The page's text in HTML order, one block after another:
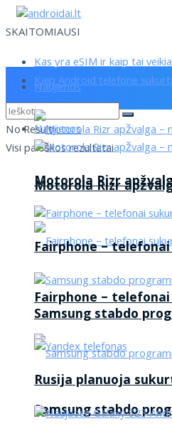
SKAITOMIAUSI
Kas yra eSIM ir kaip tai
Kaip Android telefone
No Result
Visi paieškos rezultatai
Naujienos
Motorola Rizr
Fairphone –
Samsung stabdo
Naujienos
Motorola Rizr
Fairphone –
Samsung stabdo
Rusija planuoja